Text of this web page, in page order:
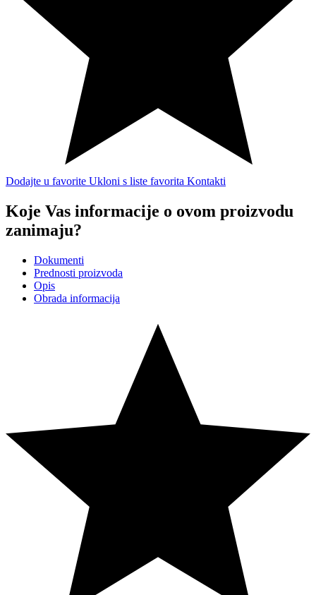
Dodajte u favorite Ukloni s liste favorita Kontakti
Koje Vas informacije o ovom proizvodu
zanimaju?
Dokumenti
Prednosti proizvoda
Opis
Obrada informacija